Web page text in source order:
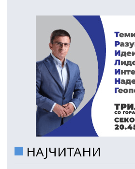
НАЈЧИТАНИ